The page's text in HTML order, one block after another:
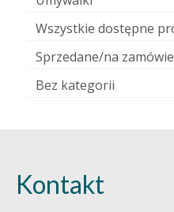
Wszystkie dostępne
Sprzedane/na
Bez kategorii
Kontakt